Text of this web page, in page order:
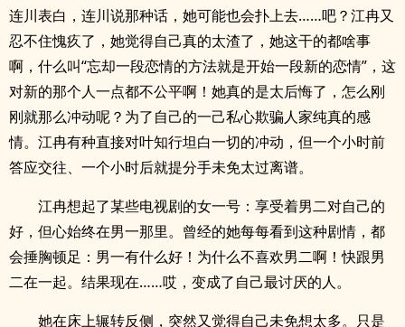
连川表白，连川说那种话，她可能也会扑上去……吧？江冉又
忍不住愧疚了，她觉得自己真的太渣了，她这干的都啥事
啊，什么叫“忘却一段恋情的方法就是开始一段新的恋情”，这
对新的那个人一点都不公平啊！她真的是太后悔了，怎么刚
刚就那么冲动呢？为了自己的一己私心欺骗人家纯真的感
情。江冉有种直接对叶知行坦白一切的冲动，但一个小时前
答应交往、一个小时后就提分手未免太过离谱。
江冉想起了某些电视剧的女一号：享受着男二对自己的
好，但心始终在男一那里。曾经的她每每看到这种剧情，都
会捶胸顿足：男一有什么好！为什么不喜欢男二啊！快跟男
二在一起。结果现在……哎，变成了自己最讨厌的人。
她在床上辗转反侧，突然又觉得自己未免想太多。只是